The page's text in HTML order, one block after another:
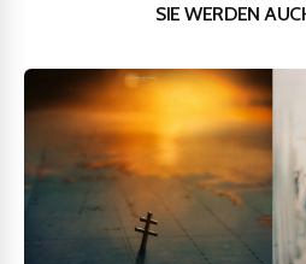
SIE WERDEN